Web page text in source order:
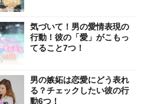
気づいて！男の愛情表現の
行動！彼の「愛」がこもっ
てること7つ！
男の嫉妬は恋愛にどう表れ
る？チェックしたい彼の行
動6つ！